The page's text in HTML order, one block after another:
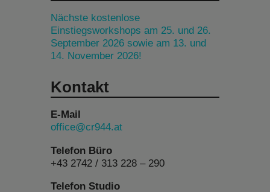
Nächste kostenlose
Einstiegsworkshops am 25. und 26.
September 2026 sowie am 13. und
14. November 2026!
Kontakt
E-Mail
office@cr944.at
Telefon Büro
+43 2742 / 313 228 – 290
Telefon Studio